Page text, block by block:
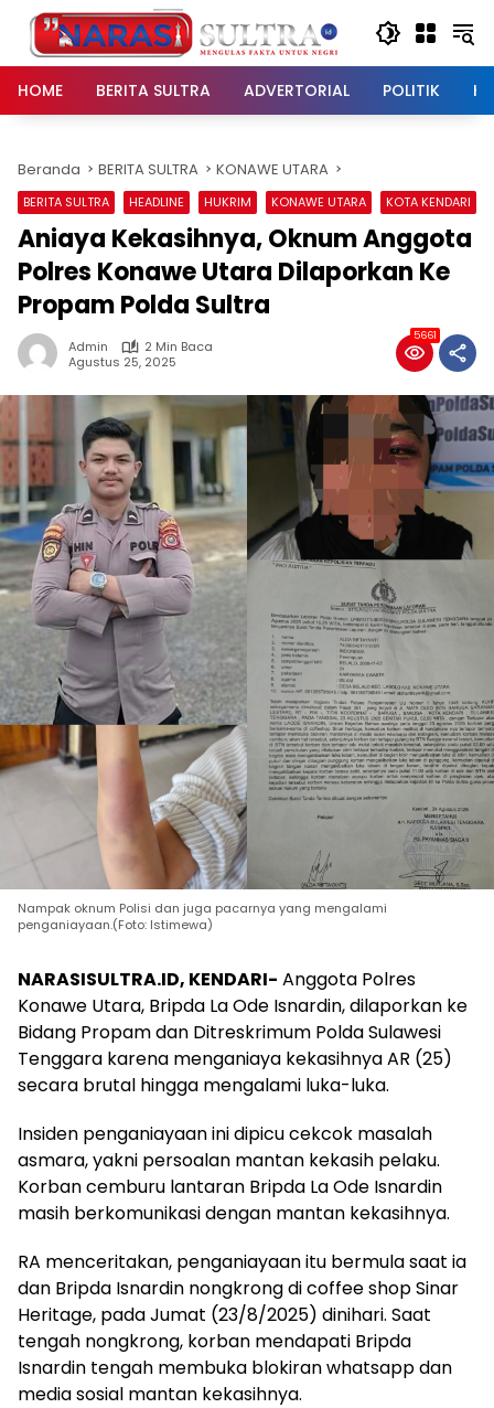
Langsung
konten
HOME
BERITA SULTRA ADVERTORIAL POLITIK
Beranda BERITA SULTRA KONAWE UTARA
BERITA SULTRA HEADLINE HUKRIM KONAWE UTARA KOTA KENDARI
Aniaya Kekasihnya, Oknum Anggota
Polres Konawe Utara Dilaporkan Ke
Propam Polda Sultra
Admin
2 Min Baca
Agustus 25, 2025
5661
Nampak oknum Polisi dan juga pacarnya yang mengalami
penganiayaan.(Foto: Istimewa)
NARASISULTRA.ID, KENDARI- Anggota Polres
Konawe Utara, Bripda La Ode Isnardin, dilaporkan ke
Bidang Propam dan Ditreskrimum Polda Sulawesi
Tenggara karena menganiaya kekasihnya AR (25)
secara brutal hingga mengalami luka-luka.
Insiden penganiayaan ini dipicu cekcok masalah
asmara, yakni persoalan mantan kekasih pelaku.
Korban cemburu lantaran Bripda La Ode Isnardin
masih berkomunikasi dengan mantan kekasihnya.
RA menceritakan, penganiayaan itu bermula saat ia
dan Bripda Isnardin nongkrong di coffee shop Sinar
Heritage, pada Jumat (23/8/2025) dinihari. Saat
tengah nongkrong, korban mendapati Bripda
Isnardin tengah membuka blokiran whatsapp dan
media sosial mantan kekasihnya.